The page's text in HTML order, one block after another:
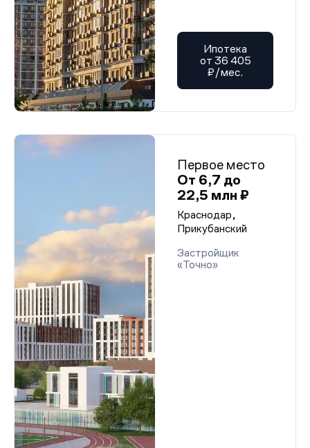
Ипотека
от 36 405
₽/мес.
Первое место
От 6,7 до
22,5 млн ₽
Краснодар,
Прикубанский
Застройщик
«Точно»